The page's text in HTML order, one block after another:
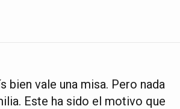
bien vale una misa. Pero nada
Este ha sido el motivo que